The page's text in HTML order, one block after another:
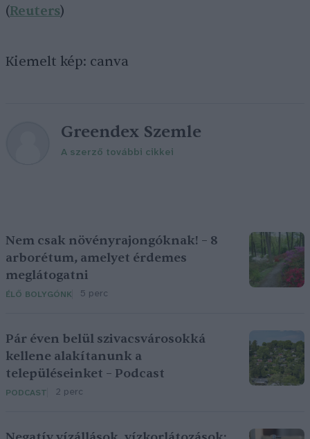
(Reuters)
Kiemelt kép: canva
Greendex Szemle
A szerző további cikkei
Nem csak növényrajongóknak! – 8
arborétum, amelyet érdemes
meglátogatni
ÉLŐ BOLYGÓNK 5 perc
Pár éven belül szivacsvárosokká
kellene alakítanunk a
településeinket – Podcast
PODCAST 2 perc